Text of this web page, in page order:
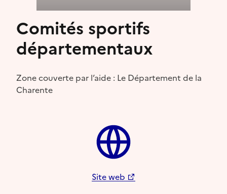
Comités sportifs
départementaux
Zone couverte par l’aide : Le Département de la
Charente
Site web